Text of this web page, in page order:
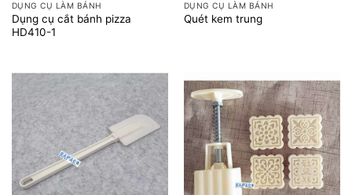
DỤNG CỤ LÀM BÁNH
Dụng cụ cắt bánh pizza
HD410-1
DỤNG CỤ LÀM BÁNH
Quét kem trung